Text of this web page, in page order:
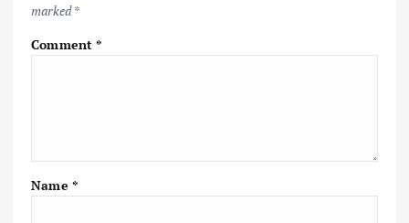
marked*
Comment*
Name *